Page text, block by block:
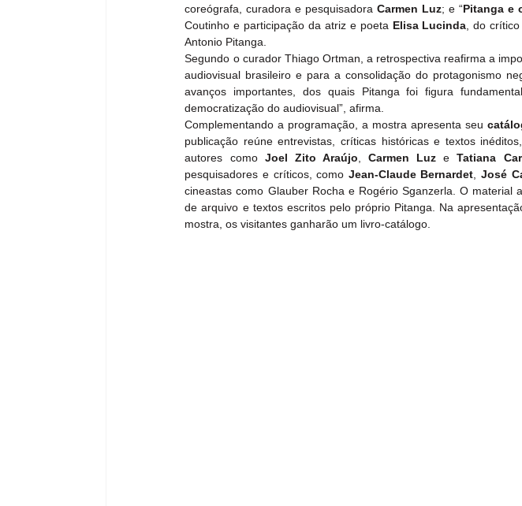
coreógrafa, curadora e pesquisadora Carmen Luz; e “Pitanga e
Coutinho e participação da atriz e poeta Elisa Lucinda , do
Antonio Pitanga.
Segundo o curador Thiago Ortman, a retrospectiva reafirma a
audiovisual brasileiro e para a consolidação do protagonismo
avanços importantes, dos quais Pitanga foi figura
democratização do audiovisual”, afirma.
Complementando a programação, a mostra apresenta seu
publicação reúne entrevistas, críticas históricas e textos
autores como Joel Zito Araújo , Carmen Luz e Tatiana
pesquisadores e críticos, como Jean-Claude Bernardet , José
cineastas como Glauber Rocha e Rogério Sganzerla. O material
de arquivo e textos escritos pelo próprio Pitanga. Na
mostra, os visitantes ganharão um livro-catálogo.